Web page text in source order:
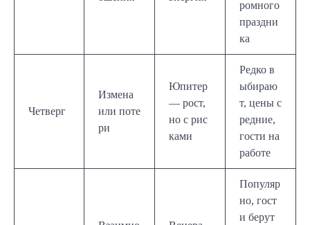
ромного
праздни
ка
Четверг
Измена
или поте
ри
Юпитер
— рост,
но с рис
ками
Редко в
ыбираю
т, цены с
редние,
гости на
работе
Популяр
но, гост
и берут